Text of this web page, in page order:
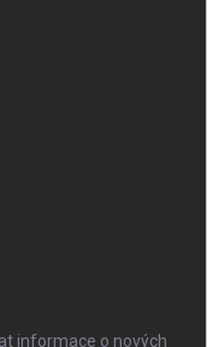
informace o nových